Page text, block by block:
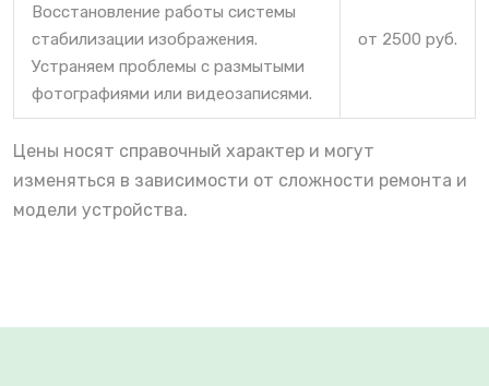
Восстановление работы системы
стабилизации изображения.
Устраняем проблемы с размытыми
фотографиями или видеозаписями.
от 2500 руб.
Цены носят справочный характер и могут
изменяться в зависимости от сложности ремонта и
модели устройства.